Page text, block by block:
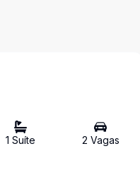
1 Suíte 2 Vagas